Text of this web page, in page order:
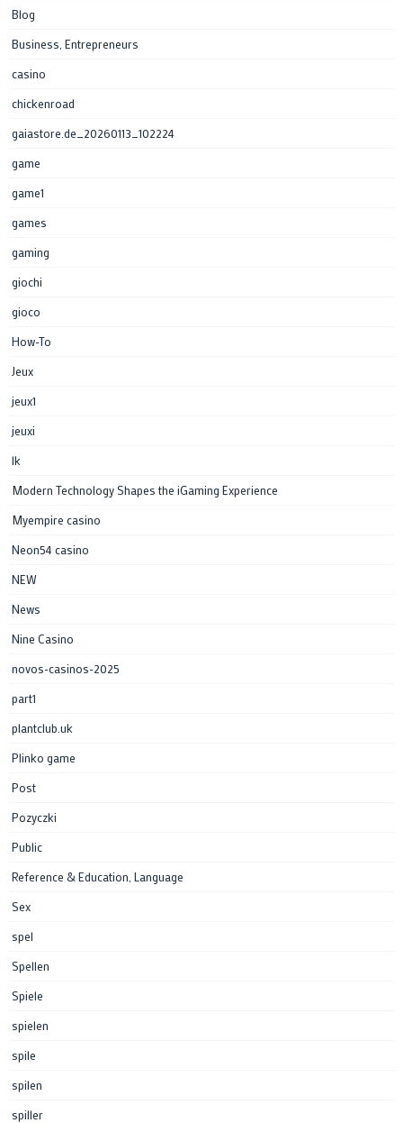
Blog
Business, Entrepreneurs
casino
chickenroad
gaiastore.de_20260113_102224
game
game1
games
gaming
giochi
gioco
How-To
Jeux
jeux1
jeuxi
lk
Modern Technology Shapes the iGaming Experience
Myempire casino
Neon54 casino
NEW
News
Nine Casino
novos-casinos-2025
part1
plantclub.uk
Plinko game
Post
Pozyczki
Public
Reference & Education, Language
Sex
spel
Spellen
Spiele
spielen
spile
spilen
spiller